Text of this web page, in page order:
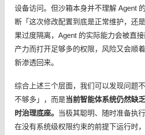
设备访问。但沙箱本身并不理解 Agent
断「这次修改配置到底是正常维护，还
果过度隔离，Agent 的实际能力会被直
产力而打开足够多的权限，风险又会顺
新渗透回来。
综合上述三个层面，我们可以发现问题
不够多」，而是当前智能体系统仍然缺
时治理底座。
当极其聪明、随时准备执
在没有系统级权限约束的前提下运行时